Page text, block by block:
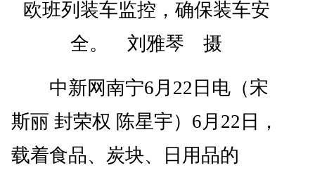
欧班列装车监控，确保装车安
全。 刘雅琴 摄
中新网南宁6月22日电（宋
斯丽 封荣权 陈星宇）6月22日，
载着食品、炭块、日用品的